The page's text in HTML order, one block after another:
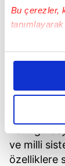
Bu çerezler,
tanımlayarak
Bu
daha iyi
olduğunu
elimizden
reklamların
kalemimiz
Söz
dayalı,
ve milli
özelliklere